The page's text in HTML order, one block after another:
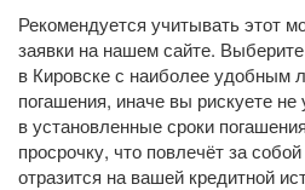
Рекомендуется учитывать этот
заявки на нашем сайте.
в Кировске с наиболее удобным
погашения, иначе вы рискуете не
в установленные сроки
просрочку, что повлечёт за
отразится на вашей кредитной